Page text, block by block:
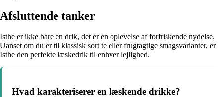
Afsluttende tanker
Isthe er ikke bare en drik, det er en oplevelse af forfriskende nydelse.
Uanset om du er til klassisk sort te eller frugtagtige smagsvarianter, er
Isthe den perfekte læskedrik til enhver lejlighed.
Hvad karakteriserer en læskende drikke?